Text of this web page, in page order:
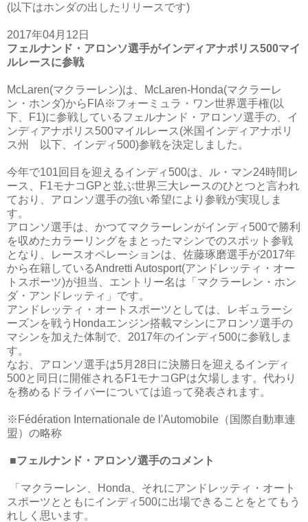
(以下はホンダの出したリリースです)
2017年04月12日
フェルナンド・アロンソ選手がインディアナポリス500マイ
ルレースに参戦
McLaren(マクラーレン)は、McLaren‐Honda(マクラーレ
ン・ホンダ)からFIA※フォーミュラ・ワン世界選手権(以
下、F1)に参戦しているフェルナンド・アロンソ選手の、イ
ンディアナポリス500マイルレース(米国インディアナポリ
ス州 以下、インディ500)参戦を決定しました。
今年で101回目を迎えるインディ500は、ル・マン24時間レ
ース、F1モナコGPと並ぶ世界三大レースのひとつと言われ
ており、アロンソ選手の強い希望により参戦が実現しま
す。
アロンソ選手は、かつてマクラーレンがインディ500で勝利
を収めたカラーリングをまとったマシンでのスポット参戦
となり、レースオペレーションは、佐藤琢磨選手が2017年
から在籍しているAndretti Autosport(アンドレッティ・オー
トスポーツ)が担当、エントリー名は「マクラーレン・ホン
ダ・アンドレッティ」です。
アンドレッティ・オートスポーツとしては、レギュラーシ
ーズンを戦うHondaエンジン搭載マシンにアロンソ選手の
マシンを加えた体制で、2017年のインディ500に参戦しま
す。
なお、アロンソ選手は5月28日に決勝日を迎えるインディ
500と同日に開催されるF1モナコGPは欠場します。代わり
を務めるドライバーについては追って発表されます。
※Fédération Internationale de l'Automobile（国際自動車連
盟）の略称
■フェルナンド・アロンソ選手のコメント
「マクラーレン、Honda、それにアンドレッティ・オート
スポーツとともにインディ500に出場できることをとてもう
れしく思います。